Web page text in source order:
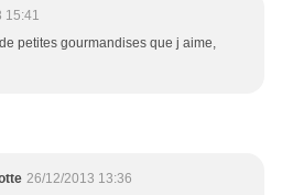
15:41
petites gourmandises que j aime,
26/12/2013 13:36